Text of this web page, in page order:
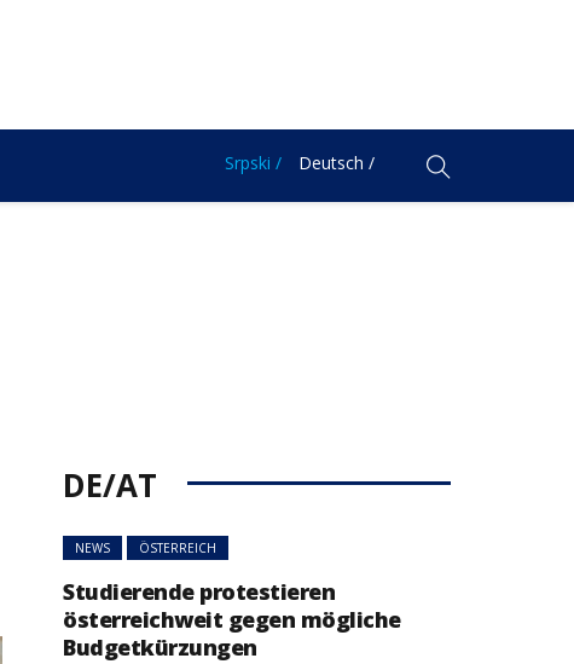
Srpski / Deutsch /
DE/AT
NEWS ÖSTERREICH
Studierende protestieren
österreichweit gegen mögliche
Budgetkürzungen